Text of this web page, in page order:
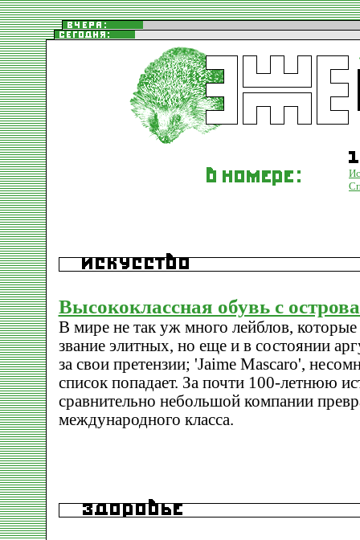
Высококлассная обувь с
В мире не так уж много лейблов,
звание элитных, но еще и в состоянии
за свои претензии; 'Jaime Mascaro',
список попадает. За почти 100-летнюю
сравнительно небольшой компании
международного класса.